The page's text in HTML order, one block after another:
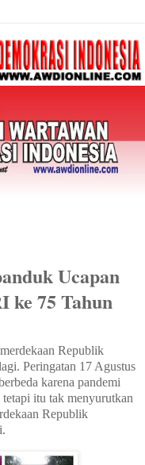
Ucapan
ke 75 Tahun
Republik
Peringatan 17 Agustus
karena pandemi
itu tak menyurutkan
Republik